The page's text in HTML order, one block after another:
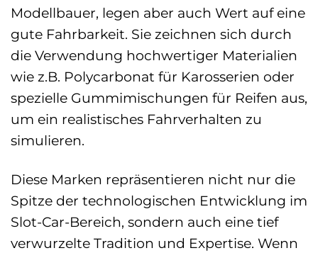
Modellbauer, legen aber auch Wert auf eine
gute Fahrbarkeit. Sie zeichnen sich durch
die Verwendung hochwertiger Materialien
wie z.B. Polycarbonat für Karosserien oder
spezielle Gummimischungen für Reifen aus,
um ein realistisches Fahrverhalten zu
simulieren.
Diese Marken repräsentieren nicht nur die
Spitze der technologischen Entwicklung im
Slot-Car-Bereich, sondern auch eine tief
verwurzelte Tradition und Expertise. Wenn